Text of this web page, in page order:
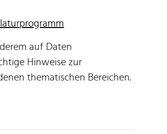
auf Daten
Hinweise zur
thematischen Bereichen.